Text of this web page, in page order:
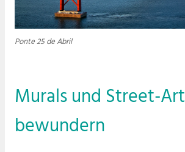
Ponte 25 de Abril
Murals und Street-Art
bewundern